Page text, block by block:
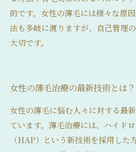
的です。女性の薄毛には様々な原
法も多岐に渡りますが、自己管理
大切です。
女性の薄毛治療の最新技術とは？
女性の薄毛に悩む人々に対する最
ています。薄毛治療には、ハイド
（HAP）という新技術を採用した